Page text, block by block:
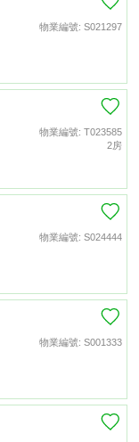
物業編號: S021297
物業編號: T023585
2房
物業編號: S024444
物業編號: S001333